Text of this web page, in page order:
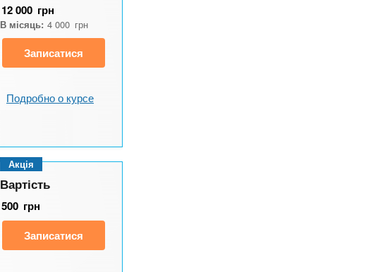
12 000 грн
В місяць: 4 000 грн
Записатися
Подробно о курсе
Акція
Вартість
500 грн
Записатися